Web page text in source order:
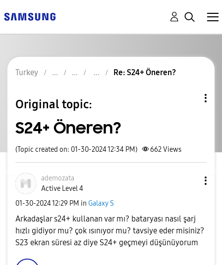
Turkey Re: S24+ Öneren?
Original topic:
S24+ Öneren?
(Topic created on: 01-30-2024 12:34 PM) 662Views
ademozata
Active Level 4
‎01-30-202412:29 PM in Galaxy S
Arkadaşlar s24+ kullanan var mı? bataryası nasıl şarj
hızlı gidiyor mu? çok ısınıyor mu? tavsiye eder misiniz?
S23 ekran süresi az diye S24+ geçmeyi düşünüyorum